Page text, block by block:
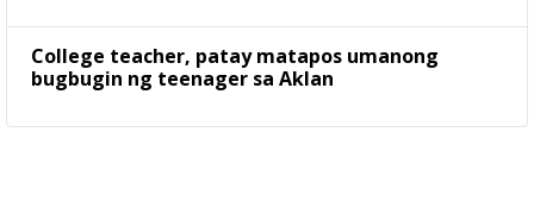
College teacher, patay matapos umanong
bugbugin ng teenager sa Aklan